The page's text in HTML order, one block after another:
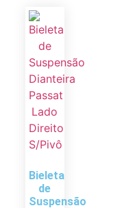
Bieleta
de
Suspensão